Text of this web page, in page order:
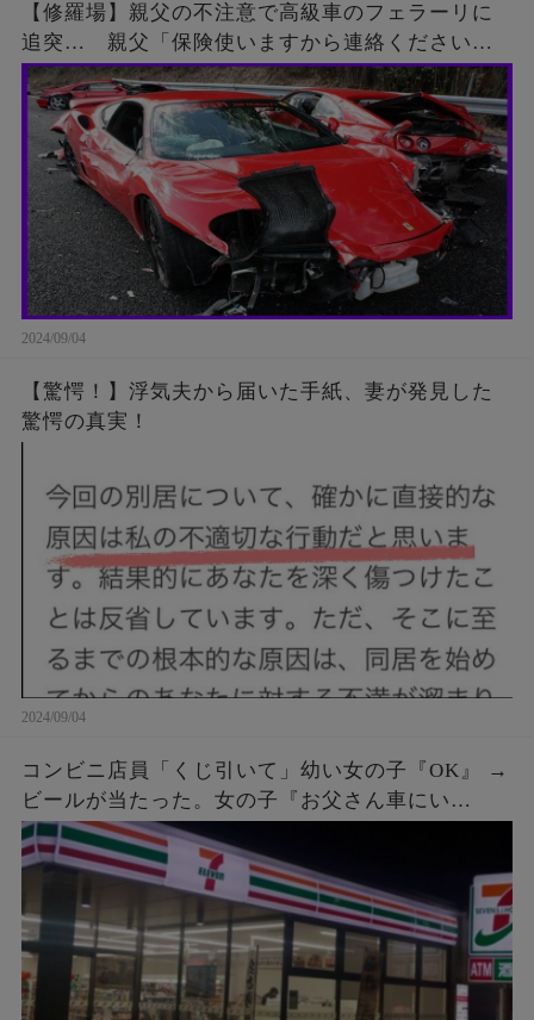
【修羅場】親父の不注意で高級車のフェラーリに
追突… 親父「保険使いますから連絡ください」
運転手「･･･」親父『来ない…もう一度連絡してみ
よう』結果が…
2024/09/04
【驚愕！】浮気夫から届いた手紙、妻が発見した
驚愕の真実！
2024/09/04
コンビニ店員「くじ引いて」幼い女の子『OK』 →
ビールが当たった。女の子『お父さん車にい
て…』店員「呼んできて」 → しばらくすると、鼻
ヂを押さえた女の子が再入店してきて…